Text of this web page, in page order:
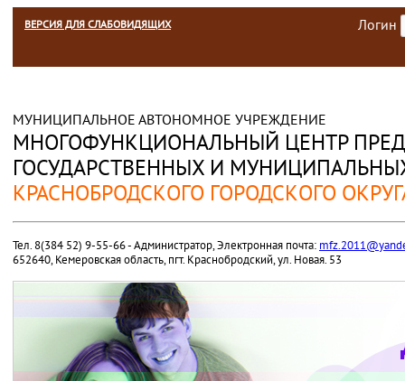
Логин
ВЕРСИЯ ДЛЯ СЛАБОВИДЯЩИХ
МУНИЦИПАЛЬНОЕ АВТОНОМНОЕ УЧРЕЖДЕНИЕ
МНОГОФУНКЦИОНАЛЬНЫЙ ЦЕНТР
ГОСУДАРСТВЕННЫХ И
КРАСНОБРОДСКОГО ГОРОДСКОГО
Тел. 8(384 52) 9-55-66 - Администратор, Электронная почта:
652640, Кемеровская область, пгт. Краснобродский, ул. Новая. 53